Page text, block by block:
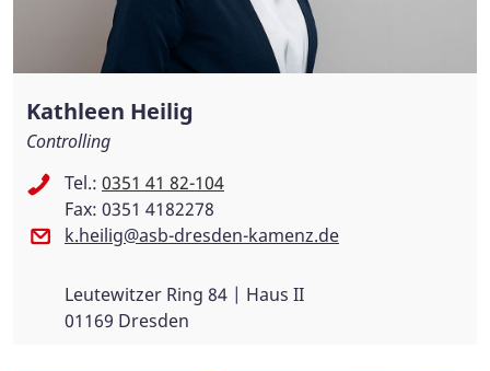
Kathleen Heilig
Controlling
Tel.: 0351 41 82-104
Fax: 0351 4182278
k.heilig@asb-dresden-kamenz.de
Leutewitzer Ring 84 | Haus II
01169 Dresden